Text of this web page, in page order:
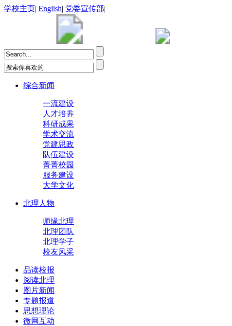
学校主页| English| 党委宣传部|
综合新闻
一流建设
人才培养
科研成果
学术交流
党建思政
队伍建设
菁菁校园
服务建设
大学文化
北理人物
师缘北理
北理团队
北理学子
校友风采
品读校报
阅读北理
图片新闻
专题报道
思想理论
微网互动